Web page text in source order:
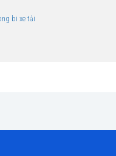
bi xe tải